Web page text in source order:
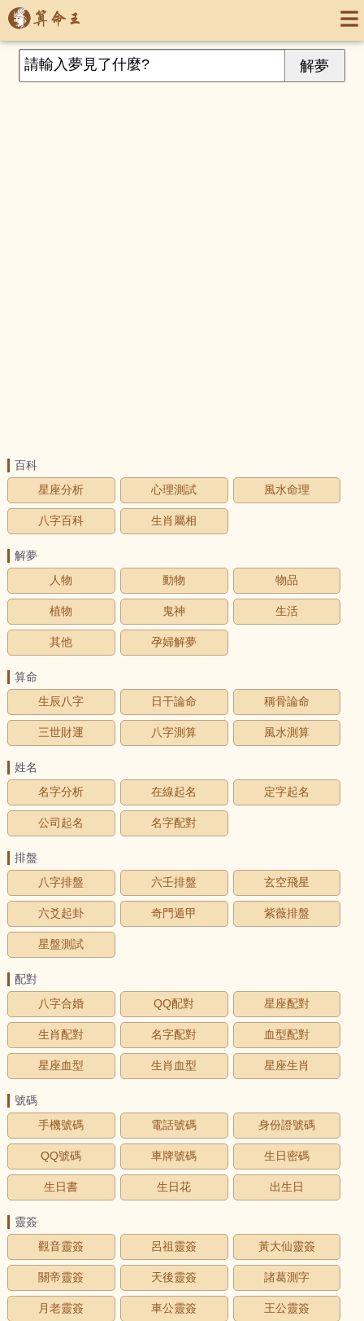
百科
星座分析
心理測試 風水命理
八字百科 生肖屬相
解夢
人物
動物 物品
植物 鬼神 生活
其他 孕婦解夢
算命
生辰八字
日干論命 稱骨論命
三世財運 八字測算 風水測算
姓名
名字分析
在線起名 定字起名
公司起名 名字配對
排盤
八字排盤
六壬排盤 玄空飛星
六爻起卦 奇門遁甲 紫薇排盤
星盤測試
配對
八字合婚
QQ配對 星座配對
生肖配對 名字配對 血型配對
星座血型 生肖血型 星座生肖
號碼
手機號碼
電話號碼 身份證號碼
QQ號碼 車牌號碼 生日密碼
生日書 生日花 出生日
靈簽
觀音靈簽
呂祖靈簽 黃大仙靈簽
關帝靈簽 天後靈簽 諸葛測字
月老靈簽 車公靈簽 王公靈簽